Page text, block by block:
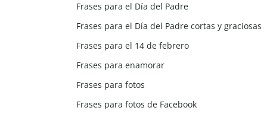
Frases para el Día del Padre
Frases para el Día del Padre cortas y graciosas
Frases para el 14 de febrero
Frases para enamorar
Frases para fotos
Frases para fotos de Facebook